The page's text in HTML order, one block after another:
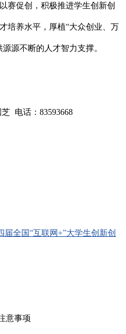
赛促创，积极推进学生创新创
培养水平，厚植“大众创业、万
源不断的人才智力支撑。
电话： 83593668
全国“互联网+”大学生创新创
意事项